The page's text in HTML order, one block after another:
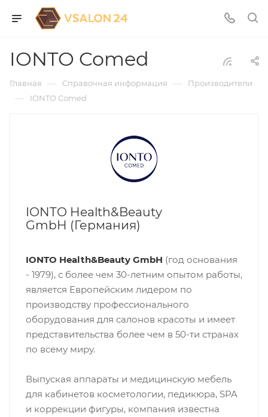
IONTO Comed
Главная — Справочная информация — Производители
— IONTO Comed
IONTO Health&Beauty
GmbH (Германия)
IONTO Health&Beauty GmbH (год основания
- 1979), с более чем 30-летним опытом работы,
является Европейским лидером по
производству профессионального
оборудования для салонов красоты и имеет
представительства более чем в 50-ти странах
по всему миру.
Выпуская аппараты и медицинскую мебель
для кабинетов косметологии, педикюра, SPA
и коррекции фигуры, компания известна